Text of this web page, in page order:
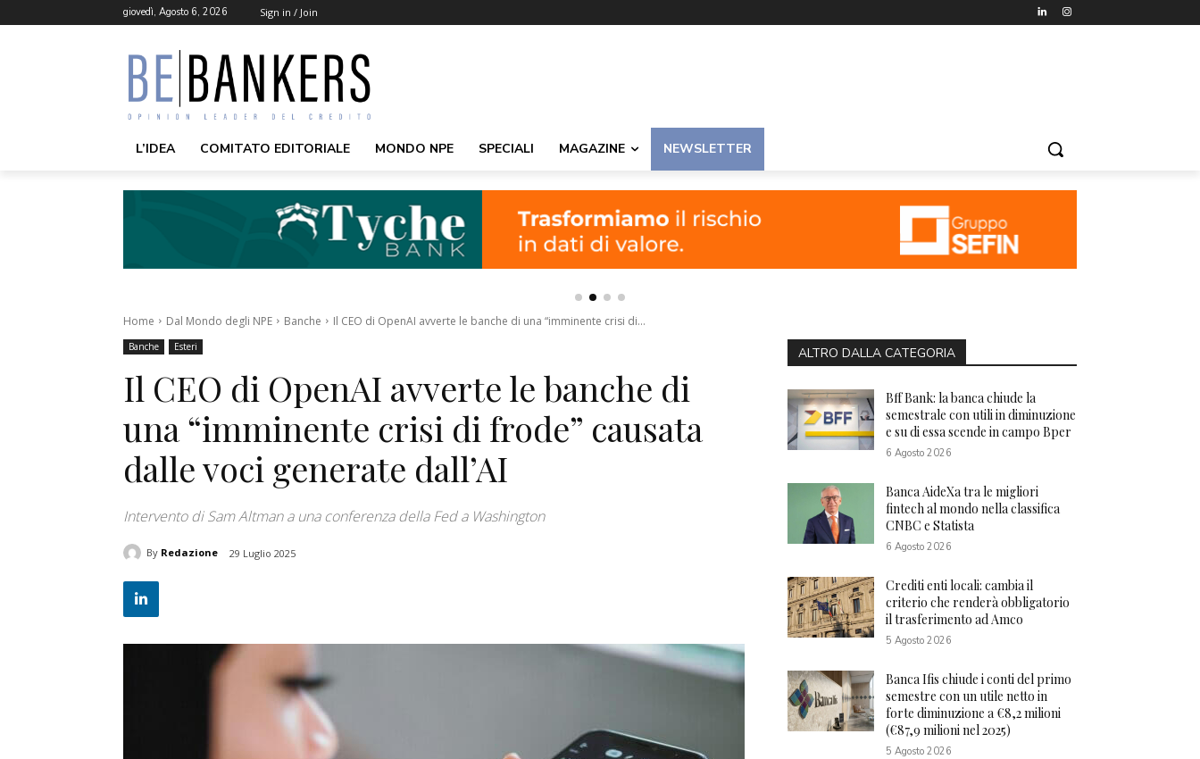
giovedì, Agosto 6, 2026 Sign in / Join
L’IDEA COMITATO EDITORIALE MONDO NPE SPECIALI MAGAZINE NEWSLETTER
Home Dal Mondo degli NPE Banche Il CEO di OpenAI avverte le banche di una “imminente crisi di...
Banche Esteri
Il CEO di OpenAI avverte le banche di
una “imminente crisi di frode” causata
dalle voci generate dall’AI
Intervento di Sam Altman a una conferenza della Fed a Washington
By Redazione 29 Luglio 2025
ALTRO DALLA CATEGORIA
Bff Bank: la banca chiude la
semestrale con utili in diminuzione
e su di essa scende in campo Bper
6 Agosto 2026
Banca AideXa tra le migliori
fintech al mondo nella classifica
CNBC e Statista
6 Agosto 2026
Crediti enti locali: cambia il
criterio che renderà obbligatorio
il trasferimento ad Amco
5 Agosto 2026
Banca Ifis chiude i conti del primo
semestre con un utile netto in
forte diminuzione a €8,2 milioni
(€87,9 milioni nel 2025)
5 Agosto 2026